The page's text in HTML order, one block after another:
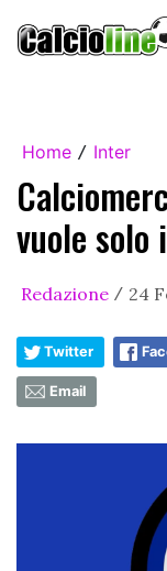
Home / Inter
vuole solo
Redazione / 24
Twitter
Email